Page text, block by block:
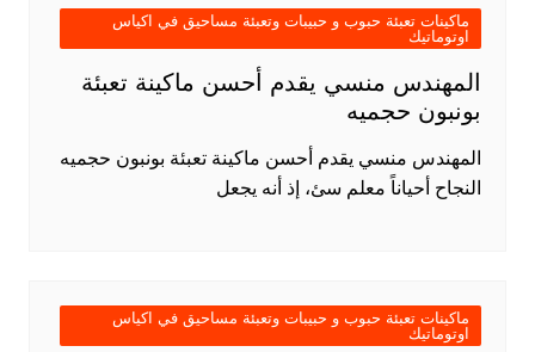
ماكينات تعبئة حبوب و حبيبات وتعبئة مساحيق في اكياس
اوتوماتيك
المهندس منسي يقدم أحسن ماكينة تعبئة
بونبون حجميه
المهندس منسي يقدم أحسن ماكينة تعبئة بونبون حجميه
النجاح أحياناً معلم سئ، إذ أنه يجعل
ماكينات تعبئة حبوب و حبيبات وتعبئة مساحيق في اكياس
اوتوماتيك